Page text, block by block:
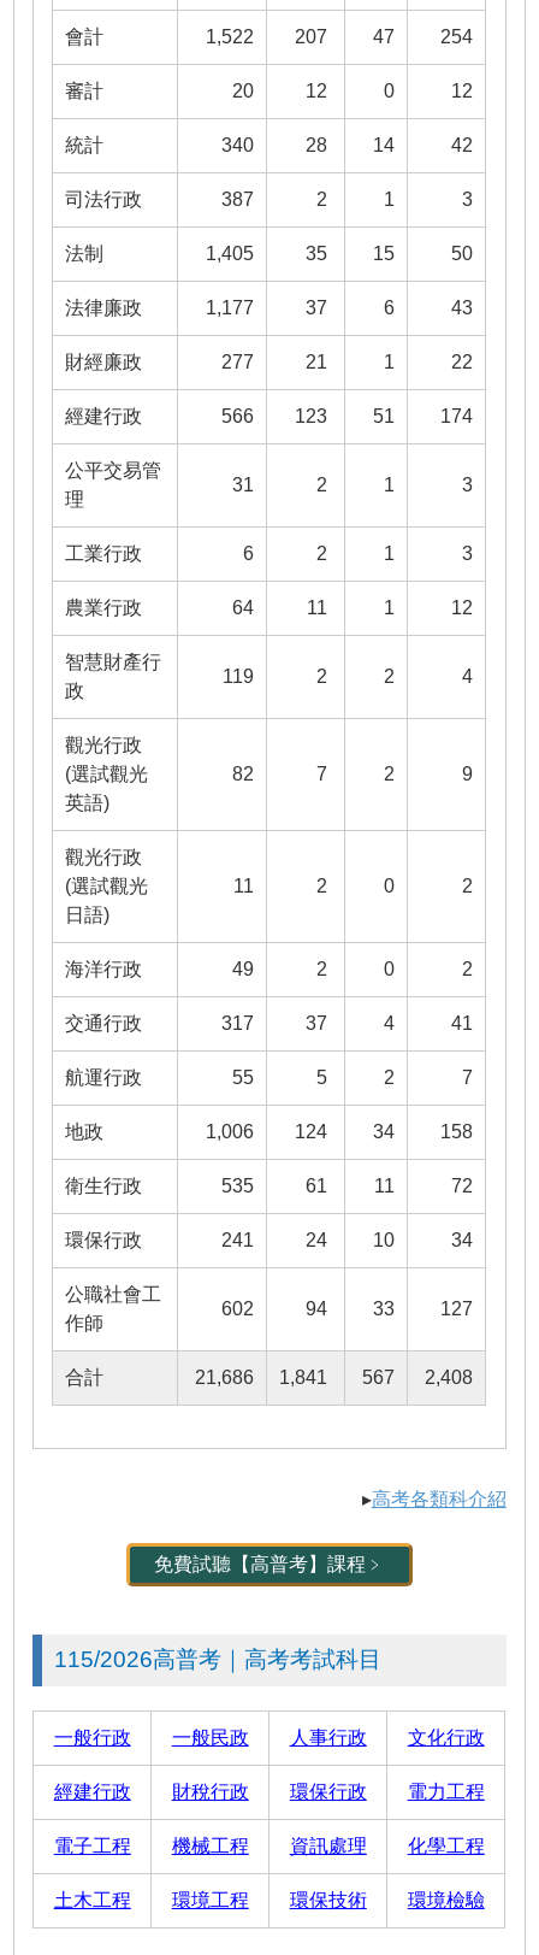
會計 1,522 207 47 254
審計 20 12 0 12
統計 340 28 14 42
司法行政 387 2 1 3
法制 1,405 35 15 50
法律廉政 1,177 37 6 43
財經廉政 277 21 1 22
經建行政 566 123 51 174
公平交易管
理
31 2 1 3
工業行政 6 2 1 3
農業行政 64 11 1 12
智慧財產行
政
119 2 2 4
觀光行政
(選試觀光
英語)
82 7 2 9
觀光行政
(選試觀光
日語)
11 2 0 2
海洋行政 49 2 0 2
交通行政 317 37 4 41
航運行政 55 5 2 7
地政 1,006 124 34 158
衛生行政 535 61 11 72
環保行政 241 24 10 34
公職社會工
作師
602 94 33 127
合計 21,686 1,841 567 2,408
▸高考各類科介紹
免費試聽【高普考】課程﹥
115/2026高普考｜高考考試科目
一般行政 一般民政 人事行政 文化行政
經建行政 財稅行政 環保行政 電力工程
電子工程 機械工程 資訊處理 化學工程
土木工程 環境工程 環保技術 環境檢驗